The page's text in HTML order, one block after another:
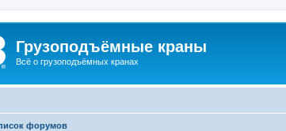
Грузоподъёмные краны
Всё о грузоподъёмных кранах
форумов